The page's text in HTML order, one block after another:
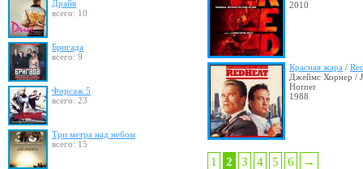
Драйв
всего: 10
Бригада
всего: 9
Форсаж 5
всего: 23
Три метра над небом
всего: 15
2010
Красная жара /
Джеймс Хорнер /
Horner
1988
1 2 3 4 5 6 →